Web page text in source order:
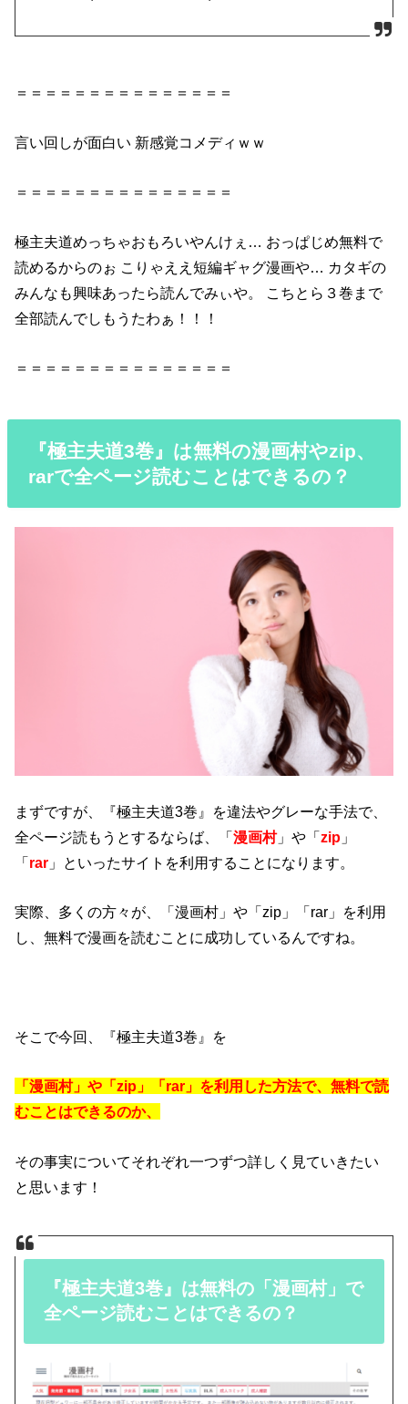
＝＝＝＝＝＝＝＝＝＝＝＝＝＝＝
言い回しが面白い 新感覚コメディｗｗ
＝＝＝＝＝＝＝＝＝＝＝＝＝＝＝
極主夫道めっちゃおもろいやんけぇ… おっぱじめ無料で
読めるからのぉ こりゃええ短編ギャグ漫画や… カタギの
みんなも興味あったら読んでみぃや。 こちとら３巻まで
全部読んでしもうたわぁ！！！
＝＝＝＝＝＝＝＝＝＝＝＝＝＝＝
『極主夫道3巻』は無料の漫画村やzip、
rarで全ページ読むことはできるの？
まずですが、『極主夫道3巻』を違法やグレーな手法で、
全ページ読もうとするならば、「漫画村」や「zip 」
「rar 」といったサイトを利用することになります。
実際、多くの方々が、「漫画村」や「zip」「rar」を利用
し、無料で漫画を読むことに成功しているんですね。
そこで今回、『極主夫道3巻』を
「漫画村」や「zip」「rar」を利用した方法で、無料で読
むことはできるのか、
その事実についてそれぞれ一つずつ詳しく見ていきたい
と思います！
『極主夫道3巻』は無料の「漫画村」で
全ページ読むことはできるの？